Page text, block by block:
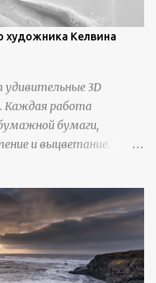
художника Келвина
удивительные 3D
Каждая работа
бумаги,
и выцветание.
чтобы точно